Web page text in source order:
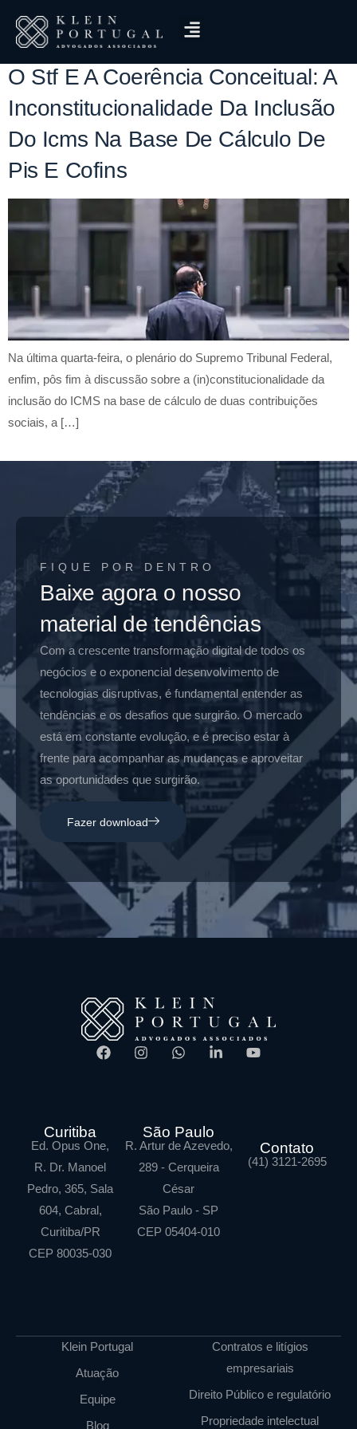
Tag:COFINS
O Stf E A Coerência Conceitual: A
Inconstitucionalidade Da Inclusão
Do Icms Na Base De Cálculo De
Pis E Cofins
Na última quarta-feira, o plenário do Supremo Tribunal Federal,
enfim, pôs fim à discussão sobre a (in)constitucionalidade da
inclusão do ICMS na base de cálculo de duas contribuições
sociais, a […]
FIQUE POR DENTRO
Baixe agora o nosso
material de tendências
Com a crescente transformação digital de todos os
negócios e o exponencial desenvolvimento de
tecnologias disruptivas, é fundamental entender as
tendências e os desafios que surgirão. O mercado
está em constante evolução, e é preciso estar à
frente para acompanhar as mudanças e aproveitar
as oportunidades que surgirão.
Fazer download
Curitiba
Ed. Opus One,
R. Dr. Manoel
Pedro, 365, Sala
604, Cabral,
Curitiba/PR
CEP 80035-030
São Paulo
R. Artur de Azevedo,
289 - Cerqueira
César
São Paulo - SP
CEP 05404-010
Contato
(41) 3121-2695
Klein Portugal
Atuação
Equipe
Blog
Contratos e litígios
empresariais
Direito Público e regulatório
Propriedade intelectual